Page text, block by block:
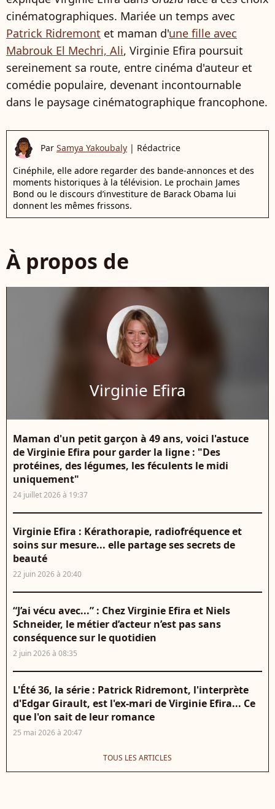
cinématographiques. Mariée un temps avec
Patrick Ridremont et maman d'une fille avec
Mabrouk El Mechri, Ali, Virginie Efira poursuit
sereinement sa route, entre cinéma d'auteur et
comédie populaire, devenant incontournable
dans le paysage cinématographique francophone.
Par Samya Yakoubaly | Rédactrice
Cinéphile, elle adore regarder des bande-annonces et des
moments historiques à la télévision. Le prochain James
Bond ou le discours d’investiture de Barack Obama lui
donnent les mêmes frissons.
À propos de
Virginie Efira
Maman d'un petit garçon à 49 ans, voici l'astuce
de Virginie Efira pour garder la ligne : "Des
protéines, des légumes, les féculents le midi
uniquement"
24 juillet 2026 à 19:37
Virginie Efira : Kérathorapie, radiofréquence et
soins sur mesure... elle partage ses secrets de
beauté
22 juin 2026 à 20:40
“J’ai vécu avec...” : Chez Virginie Efira et Niels
Schneider, le métier d’acteur n’est pas sans
conséquence sur le quotidien
2 juin 2026 à 08:35
L'Été 36, la série : Patrick Ridremont, l'interprète
d'Edgar Girault, est l'ex-mari de Virginie Efira... Ce
que l'on sait de leur romance
25 mai 2026 à 20:47
TOUS LES ARTICLES